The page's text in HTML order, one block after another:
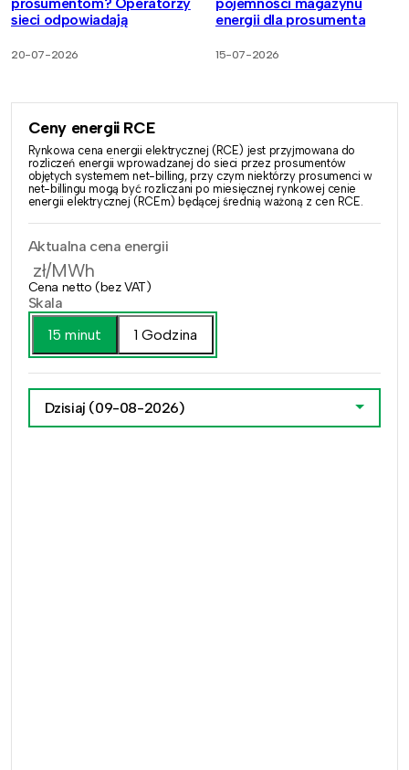
sieci odpowiadają
20-07-2026
energii dla prosumenta
15-07-2026
Ceny energii RCE
Rynkowa cena energii elektrycznej (RCE) jest przyjmowana do
rozliczeń energii wprowadzanej do sieci przez prosumentów
objętych systemem net-billing, przy czym niektórzy prosumenci w
net-billingu mogą być rozliczani po miesięcznej rynkowej cenie
energii elektrycznej (RCEm) będącej średnią ważoną z cen RCE.
Aktualna cena energii
zł/MWh
Cena netto (bez VAT)
Skala
15 minut
1 Godzina
Dzisiaj (09-08-2026)